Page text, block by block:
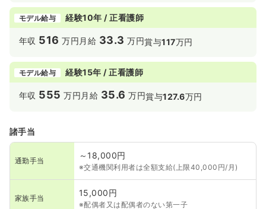
モデル給与 経験10年 / 正看護師
年収 516 万円 月給 33.3 万円賞与117万円
モデル給与 経験15年 / 正看護師
年収 555 万円 月給 35.6 万円賞与127.6万円
諸手当
通勤手当
～18,000円
※交通機関利用者は全額支給(上限40,000円/月)
家族手当
15,000円
※配偶者又は配偶者のない第一子